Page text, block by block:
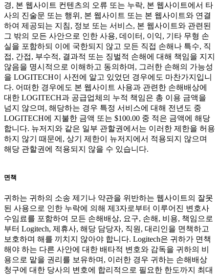
경, 본 웹사이트 컨텐츠의 오류 또는 누락, 본 웹사이트에서 타
사의 진술문 또는 행위, 본 웹사이트 또는 본 웹사이트와 연결
하여 제공되는 지침, 정보 또는 서비스, 본 웹사이트와 관련된
그 밖의 모든 사안으로 인한 사용, 데이터, 이익, 기타 무형 손
실을 포함하되 이에 국한되지 않고 모든 직접 손해나 특수, 직
접, 간접, 부수적, 결과적 또는 징벌적 손해에 대해 책임을 지지
않음을 명시적으로 이해하고 동의하며, 그러한 손해의 가능성
을 LOGITECH이 사전에 알고 있었던 경우에도 마찬가지입니
다. 어떠한 경우에도 본 웹사이트 사용과 관련한 손해배상에
대한 LOGITECH과 공급업체의 누적 책임은 총 이용 금액을
넘지 않으며, 해당하는 경우 특정 서비스에 대해 전년도 중
LOGITECH에 지불한 금액 또는 $100.00 중 적은 금액에 해당
합니다. 뉴저지와 같은 일부 관할권에서는 이러한 제한을 허용
하지 않기 때문에, 상기 제한이 뉴저지에서 적용되지 않으며
해당 관할권에 적용되지 않을 수 있습니다.
면책
귀하는 귀하의 소송 제기나 약관을 위반하는 웹사이트의 잘못
된 사용으로 인한 누락에 의해 제3자로부터 이루어진 변호사
수임료를 포함하여 모든 손해배상, 요구, 손해, 비용, 책임으로
부터 Logitech, 제휴사, 해당 담당자, 직원, 대리인을 면책하고
보호하며 해를 끼치지 않아야 합니다. Logitech은 귀하가 면책
해야 하는 다른 사안에 대한 배타적 변호와 감독을 귀하의 비
용으로 맡을 권리를 보유하며, 이러한 경우 귀하는 손해배상
청구에 대한 당사의 변호에 합리적으로 필요한 한도까지 최대